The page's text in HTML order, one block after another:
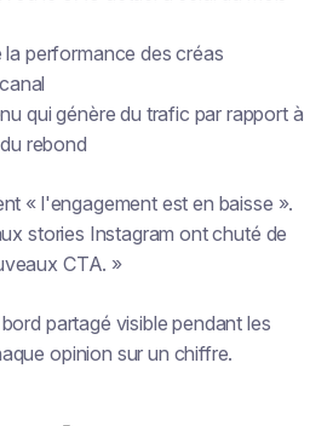
la performance des créas
qui génère du trafic par rapport à
rebond
« l'engagement est en baisse ».
stories Instagram ont chuté de
CTA. »
partagé visible pendant les
opinion sur un chiffre.